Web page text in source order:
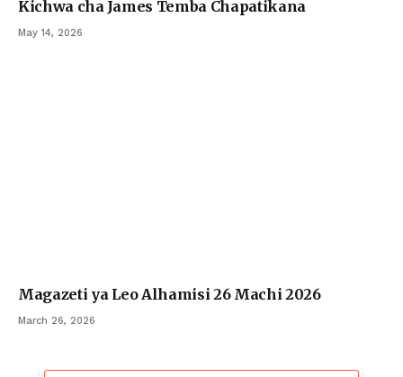
Kichwa cha James Temba Chapatikana
May 14, 2026
Magazeti ya Leo Alhamisi 26 Machi 2026
March 26, 2026